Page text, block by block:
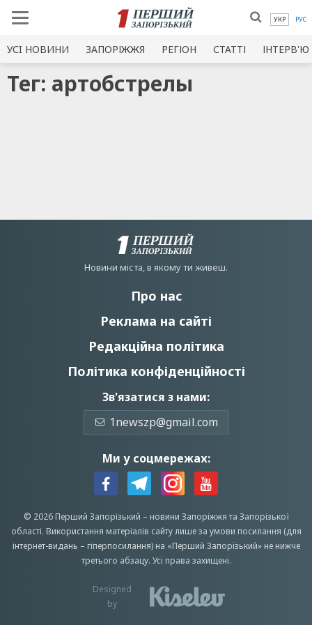
УКР РУС
УСI НОВИНИ ЗАПОРІЖЖЯ РЕГІОН СТАТТІ ІНТЕРВ'Ю
Тег: артобстрелы
Новини мiста, в якому ти живеш.
Про нас
Реклама на сайті
Редакційна політика
Політика конфіденційності
Зв'язатися з нами:
1newszp@gmail.com
Ми у соцмережах:
© 2026 Перший Запорізький – новини Запоріжжята Запорізької
області. Використання матеріалів сайту лише за умови посилання (для
інтернет-видань – гіперпосилання) на «Перший Запорiзький» не нижче
третього абзацу. Усi права захищенi.
Designed
by